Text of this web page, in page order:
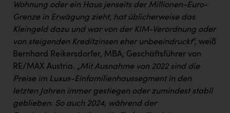
Wohnung oder ein Haus jenseits der Millionen-Euro-
Grenze in Erwägung zieht, hat üblicherweise das
Kleingeld dazu und war von der KIM-Verordnung oder
von steigenden Kreditzinsen eher unbeeindruckt“, weiß
Bernhard Reikersdorfer, MBA, Geschäftsführer von
RE/MAX Austria. „Mit Ausnahme von 2022 sind die
Preise im Luxus-Einfamilienhaussegment in den
letzten Jahren immer gestiegen oder zumindest stabil
geblieben. So auch 2024, während der